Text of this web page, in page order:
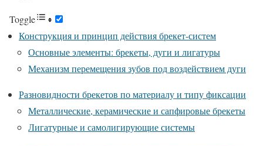
Toggle
Конструкция и принцип действия брекет-систем
Основные элементы: брекеты, дуги и лигатуры
Механизм перемещения зубов под воздействием дуги
Разновидности брекетов по материалу и типу фиксации
Металлические, керамические и сапфировые брекеты
Лигатурные и самолигирующие системы